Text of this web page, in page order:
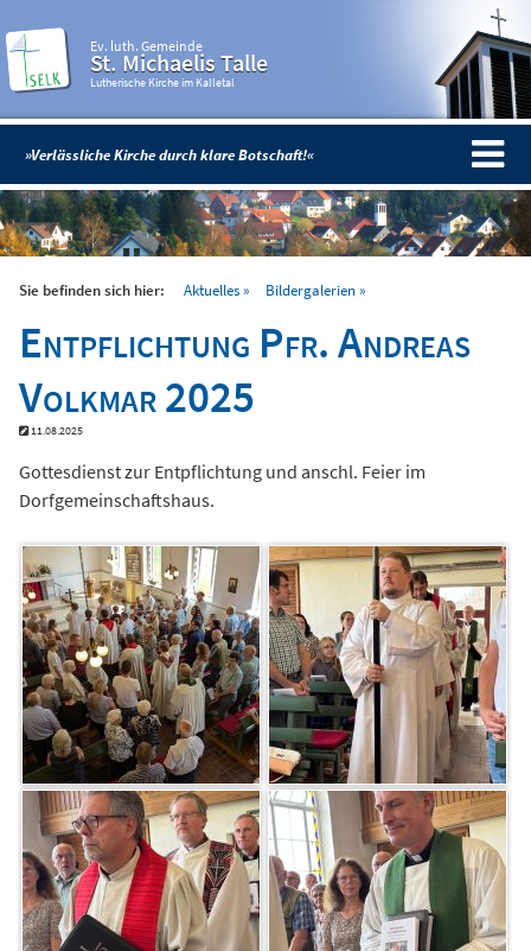
Ev. luth. Gemeinde
St. Michaelis Talle
Lutherische Kirche im Kalletal
»Verlässliche Kirche durch klare Botschaft!«
Sie befinden sich hier: Aktuelles Bildergalerien
Entpflichtung Pfr. Andreas
Volkmar 2025
11.08.2025
Gottesdienst zur Entpflichtung und anschl. Feier im
Dorfgemeinschaftshaus.